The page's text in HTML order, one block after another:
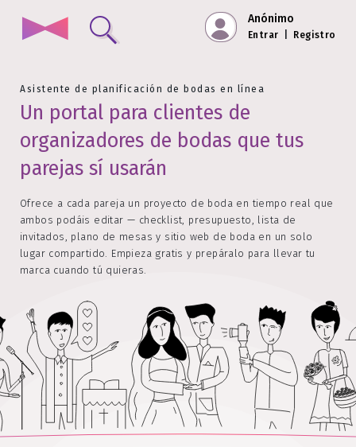
Anónimo
Entrar Registro
Asistente de planificación de bodas en línea
Un portal para clientes de
organizadores de bodas que tus
parejas sí usarán
Ofrece a cada pareja un proyecto de boda en tiempo real que
ambos podáis editar — checklist, presupuesto, lista de
invitados, plano de mesas y sitio web de boda en un solo
lugar compartido. Empieza gratis y prepáralo para llevar tu
marca cuando tú quieras.